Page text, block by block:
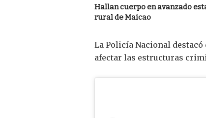
Hallan cuerpo en avanzado
rural de Maicao
La Policía Nacional
afectar las estructuras